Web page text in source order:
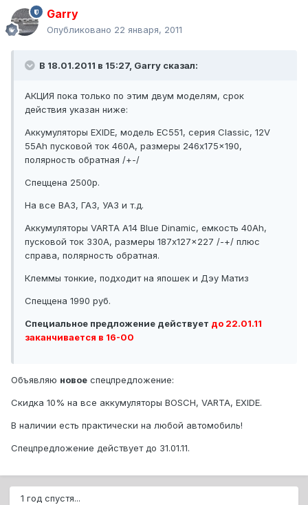
Garry
Опубликовано 22 января, 2011
В 18.01.2011 в 15:27, Garry сказал:
АКЦИЯ пока только по этим двум моделям, срок
действия указан ниже:
Аккумуляторы EXIDE, модель EC551, серия Classic, 12V
55Ah пусковой ток 460A, размеры 246x175x190,
полярность обратная /+-/
Спеццена 2500р.
На все ВАЗ, ГАЗ, УАЗ и т.д.
Аккумуляторы VARTA A14 Blue Dinamic, емкость 40Ah,
пусковой ток 330A, размеры 187x127x227 /-+/ плюс
справа, полярность обратная.
Клеммы тонкие, подходит на япошек и Дэу Матиз
Спеццена 1990 руб.
Специальное предложение действует до 22.01.11
заканчивается в 16-00
Объявляю новое спецпредложение:
Скидка 10% на все аккумуляторы BOSCH, VARTA, EXIDE.
В наличии есть практически на любой автомобиль!
Спецпредложение действует до 31.01.11.
1 год спустя...